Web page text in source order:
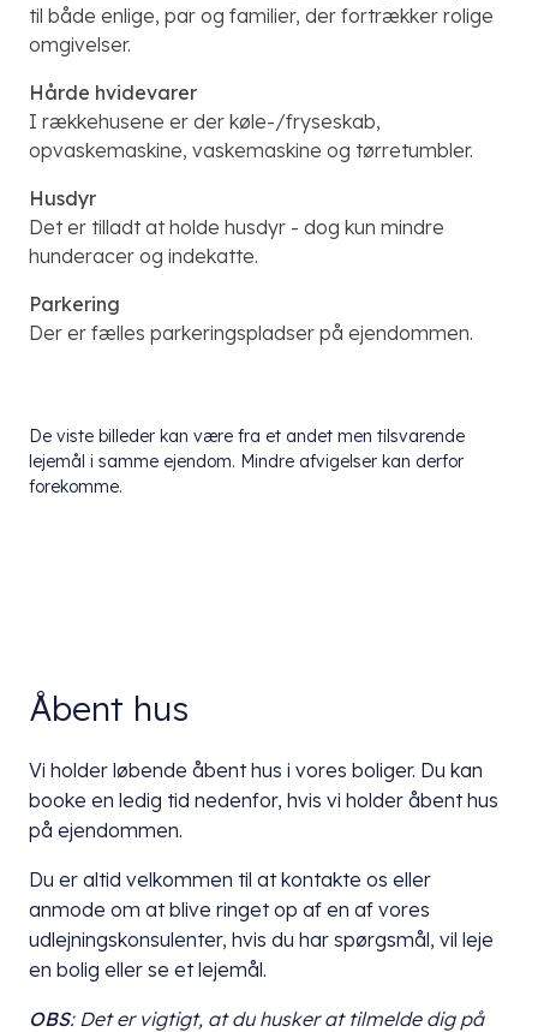
til både enlige, par og familier, der fortrækker rolige
omgivelser.
Hårde hvidevarer
I rækkehusene er der køle-/fryseskab,
opvaskemaskine, vaskemaskine og tørretumbler.
Husdyr
Det er tilladt at holde husdyr - dog kun mindre
hunderacer og indekatte.
Parkering
Der er fælles parkeringspladser på ejendommen.
De viste billeder kan være fra et andet men tilsvarende
lejemål i samme ejendom. Mindre afvigelser kan derfor
forekomme.
Åbent hus
Vi holder løbende åbent hus i vores boliger. Du kan
booke en ledig tid nedenfor, hvis vi holder åbent hus
på ejendommen.
Du er altid velkommen til at kontakte os eller
anmode om at blive ringet op af en af vores
udlejningskonsulenter, hvis du har spørgsmål, vil leje
en bolig eller se et lejemål.
OBS: Det er vigtigt, at du husker at tilmelde dig på